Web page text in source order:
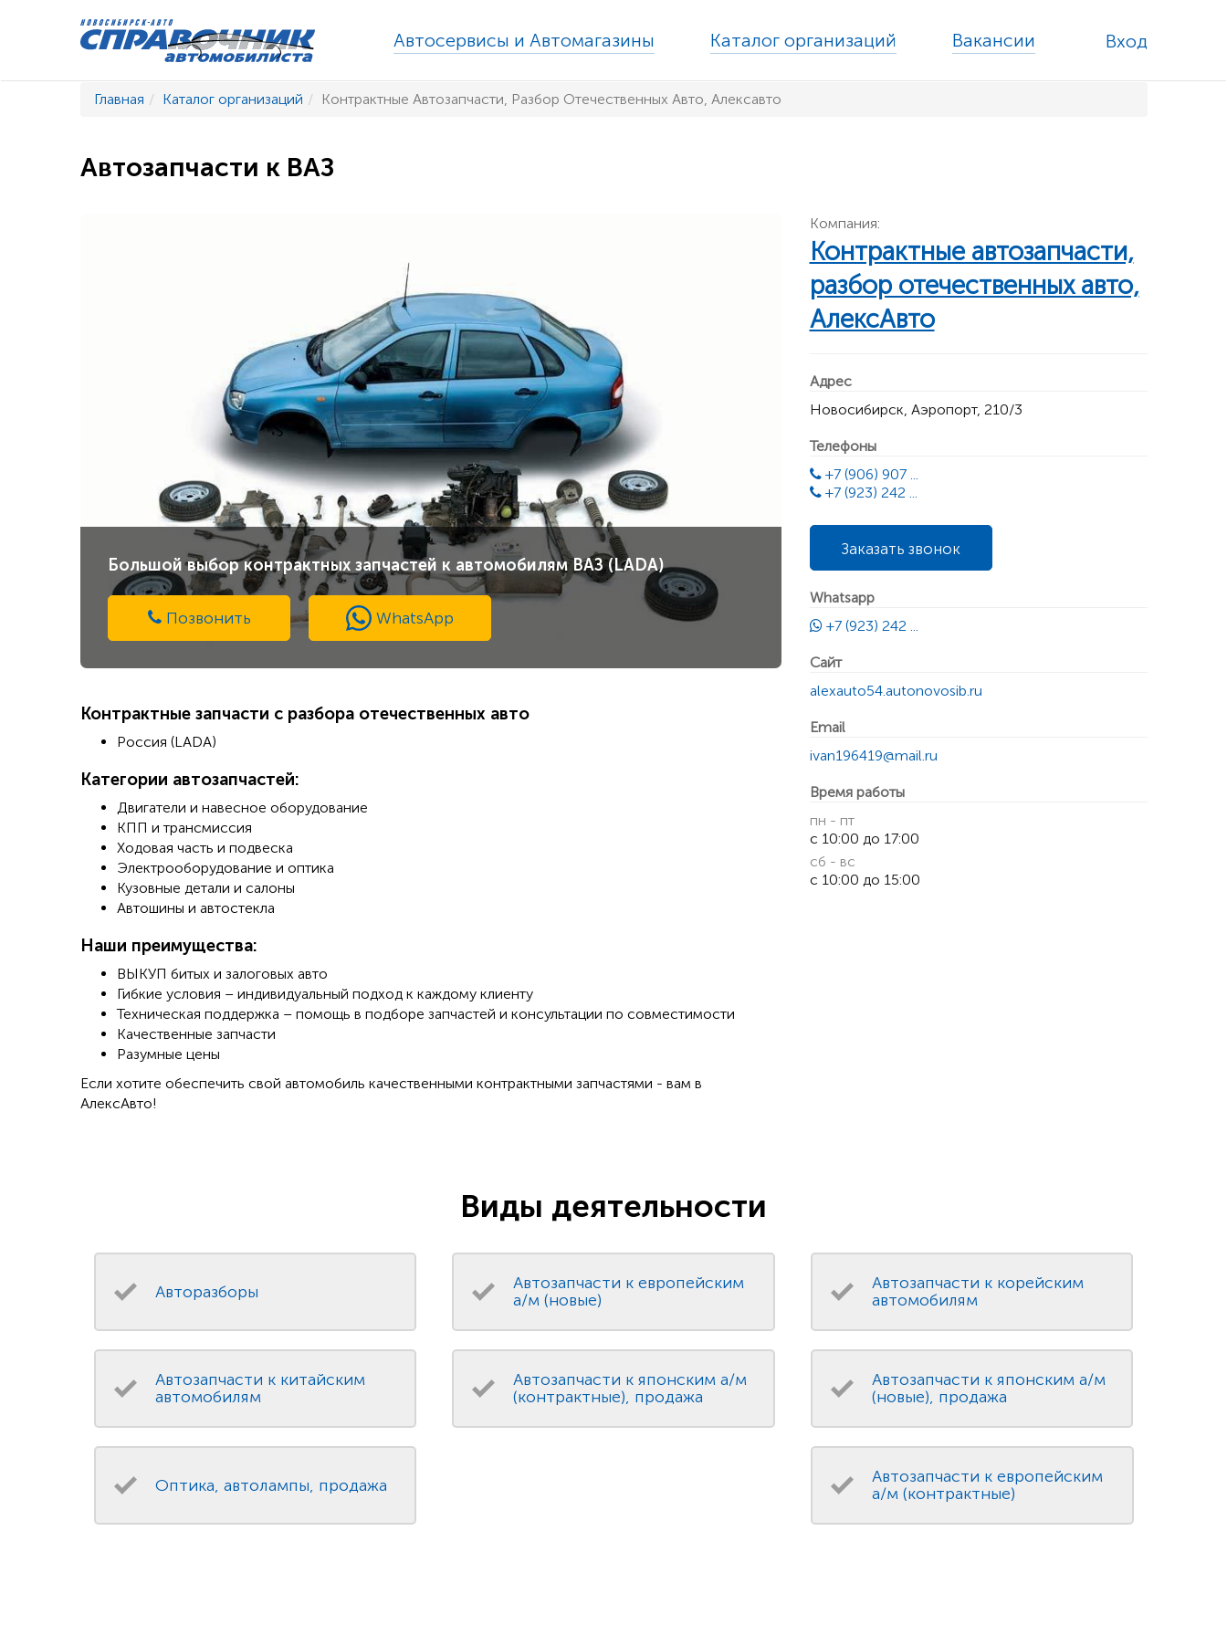
Автосервисы и Автомагазины Каталог организаций Вакансии Вход
Главная Каталог организаций Контрактные Автозапчасти, Разбор Отечественных Авто, Алексавто
Автозапчасти к ВАЗ
Большой выбор контрактных запчастей к автомобилям ВАЗ (LADA)
Позвонить WhatsApp
Контрактные запчасти с разбора отечественных авто
Россия (LADA)
Категории автозапчастей:
Двигатели и навесное оборудование
КПП и трансмиссия
Ходовая часть и подвеска
Электрооборудование и оптика
Кузовные детали и салоны
Автошины и автостекла
Наши преимущества:
ВЫКУП битых и залоговых авто
Гибкие условия – индивидуальный подход к каждому клиенту
Техническая поддержка – помощь в подборе запчастей и консультации по совместимости
Качественные запчасти
Разумные цены
Если хотите обеспечить свой автомобиль качественными контрактными запчастями - вам в
АлексАвто!
Компания:
Контрактные автозапчасти,
разбор отечественных авто,
АлексАвто
Адрес
Новосибирск, Аэропорт, 210/3
Телефоны
+7 (906) 907 ...
+7 (923) 242 ...
Заказать звонок
Whatsapp
+7 (923) 242 ...
Сайт
alexauto54.autonovosib.ru
Email
ivan196419@mail.ru
Время работы
пн - пт
с 10:00 до 17:00
сб - вс
с 10:00 до 15:00
Виды деятельности
Авторазборы
Автозапчасти к европейским
а/м (новые)
Автозапчасти к корейским
автомобилям
Автозапчасти к китайским
автомобилям
Автозапчасти к японским а/м
(контрактные), продажа
Автозапчасти к японским а/м
(новые), продажа
Оптика, автолампы, продажа
Автозапчасти к европейским
а/м (контрактные)